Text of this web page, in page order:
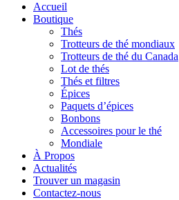
Accueil
Boutique
Thés
Trotteurs de thé mondiaux
Trotteurs de thé du Canada
Lot de thés
Thés et filtres
Épices
Paquets d’épices
Bonbons
Accessoires pour le thé
Mondiale
À Propos
Actualités
Trouver un magasin
Contactez-nous